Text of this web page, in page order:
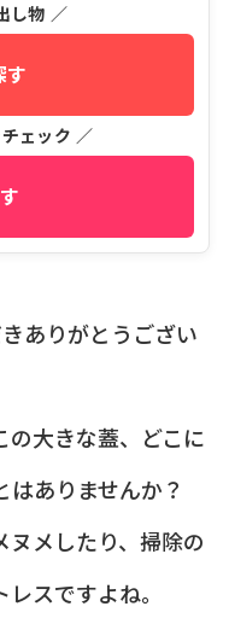
し物 ／
す
ェック ／
ありがとうござい
の大きな蓋、どこに
ありませんか？
メしたり、掃除の
スですよね。